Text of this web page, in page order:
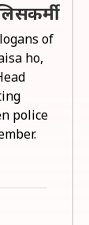
of
ho,
police